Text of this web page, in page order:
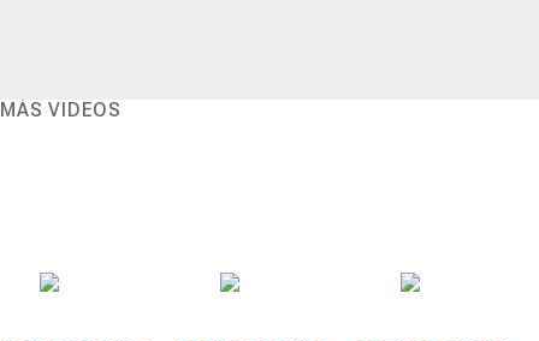
MÁS VIDEOS